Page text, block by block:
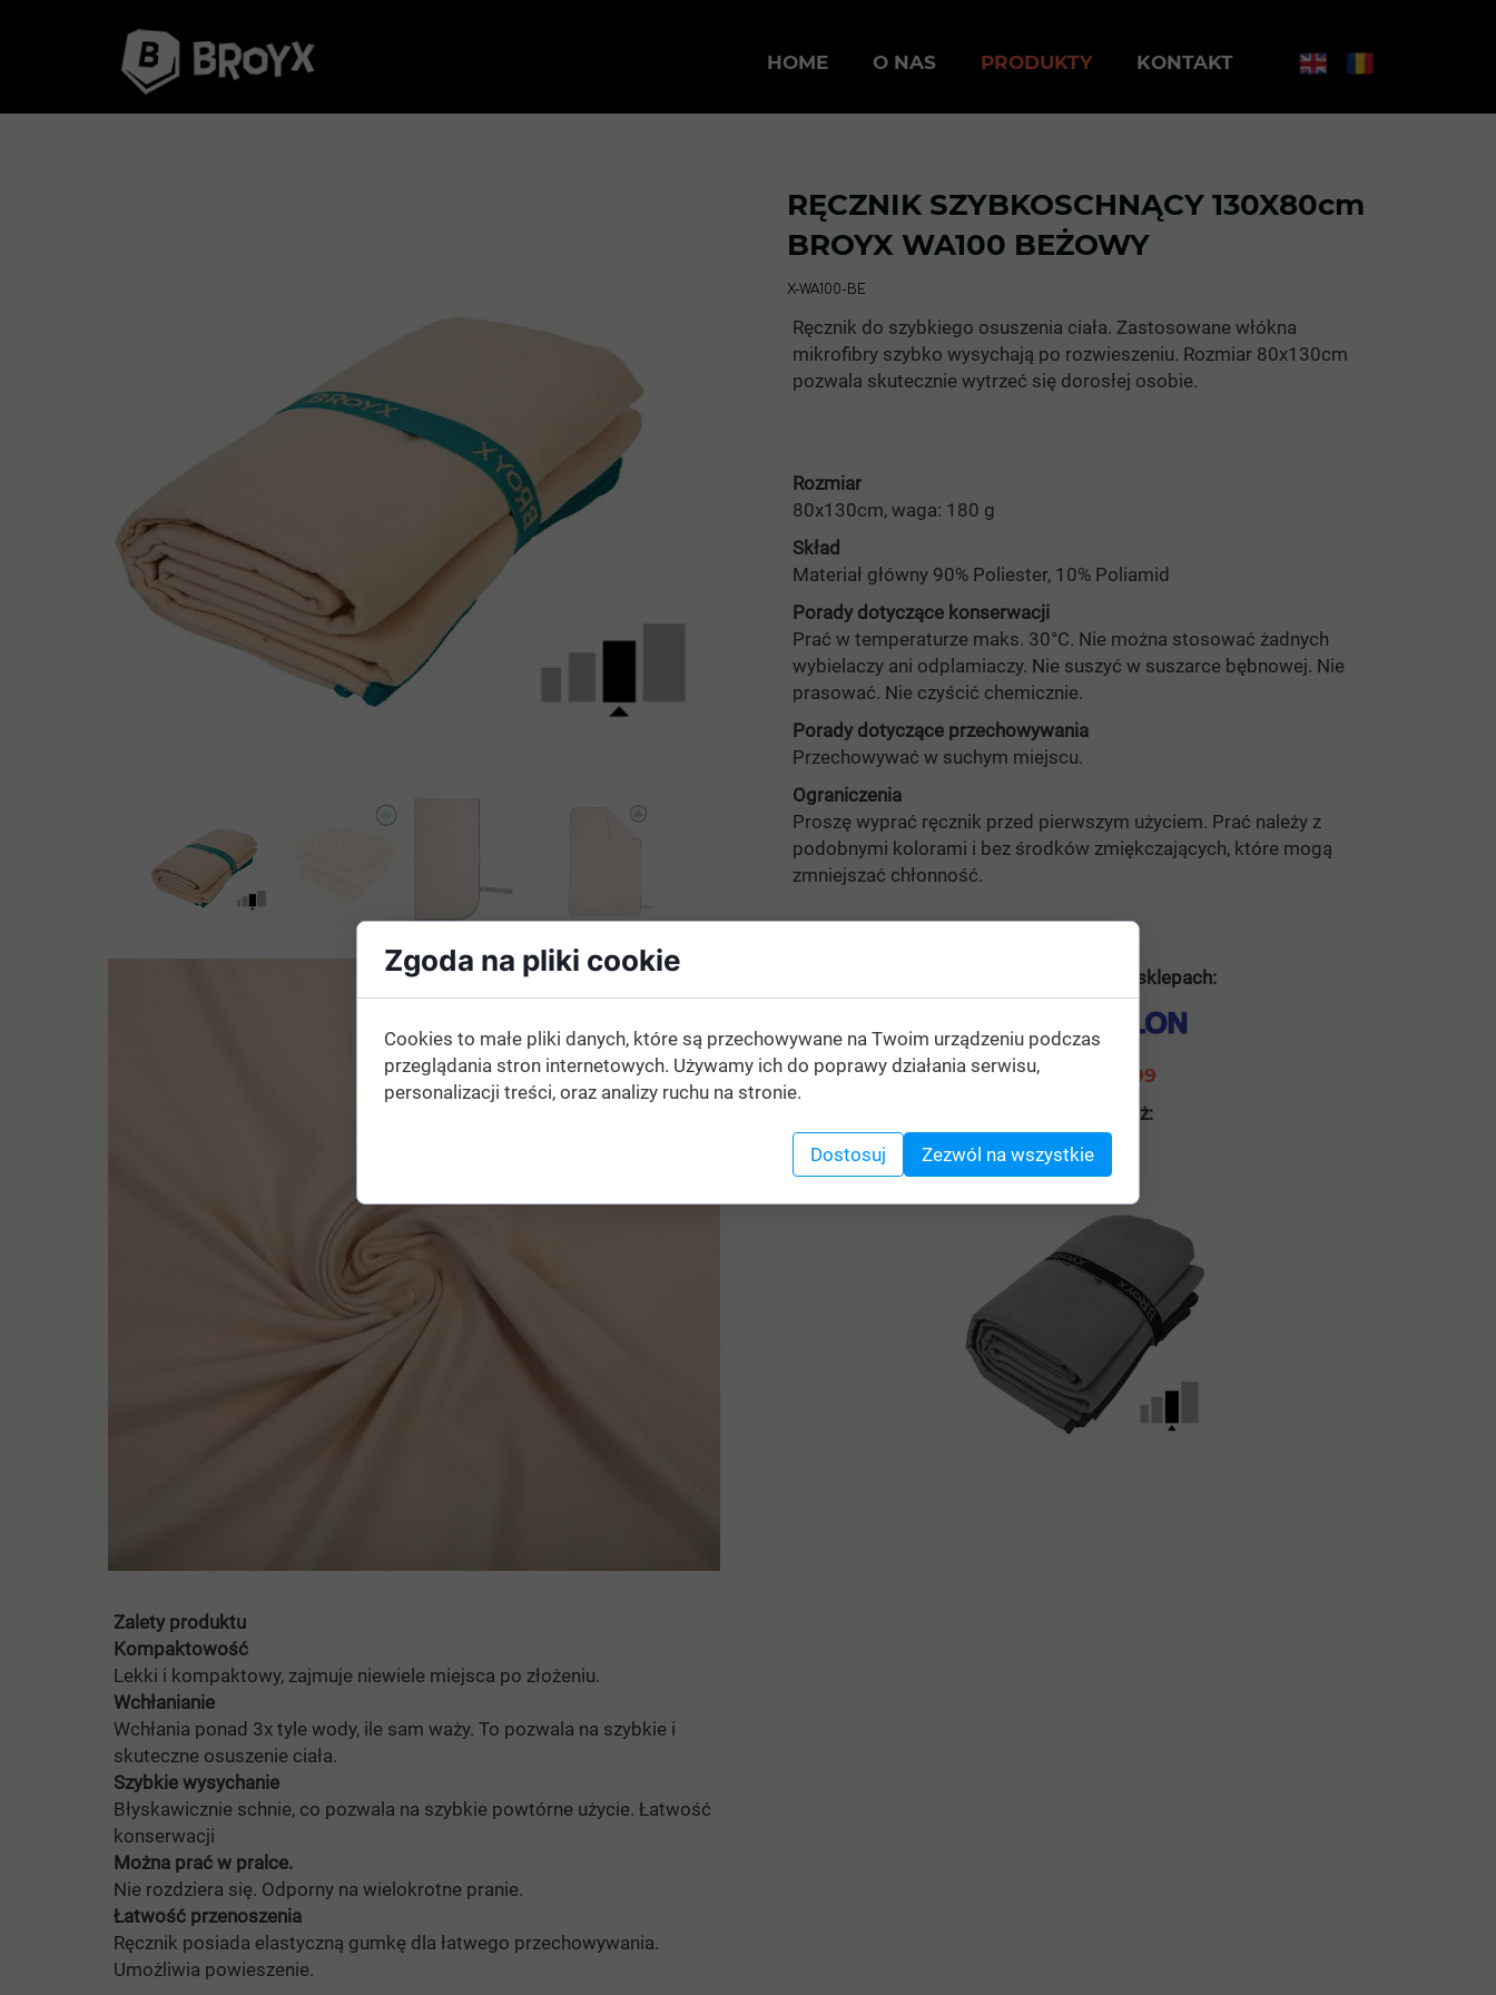
HOME O NAS PRODUKTY KONTAKT
Zalety produktu
Kompaktowość
Lekki i kompaktowy, zajmuje niewiele miejsca po złożeniu.
Wchłanianie
Wchłania ponad 3x tyle wody, ile sam waży. To pozwala na szybkie i
skuteczne osuszenie ciała.
Szybkie wysychanie
Błyskawicznie schnie, co pozwala na szybkie powtórne użycie. Łatwość
konserwacji
Można prać w pralce.
Nie rozdziera się. Odporny na wielokrotne pranie.
Łatwość przenoszenia
Ręcznik posiada elastyczną gumkę dla łatwego przechowywania.
Umożliwia powieszenie.
X-WA100-BE
RĘCZNIK SZYBKOSCHNĄCY 130X80cm
BROYX WA100 BEŻOWY
Ręcznik do szybkiego osuszenia ciała. Zastosowane włókna
mikrofibry szybko wysychają po rozwieszeniu. Rozmiar 80x130cm
pozwala skutecznie wytrzeć się dorosłej osobie.
Rozmiar
80x130cm, waga: 180 g
Skład
Materiał główny 90% Poliester, 10% Poliamid
Porady dotyczące konserwacji
Prać w temperaturze maks. 30°C. Nie można stosować żadnych
wybielaczy ani odplamiaczy. Nie suszyć w suszarce bębnowej. Nie
prasować. Nie czyścić chemicznie.
Porady dotyczące przechowywania
Przechowywać w suchym miejscu.
Ograniczenia
Proszę wyprać ręcznik przed pierwszym użyciem. Prać należy z
podobnymi kolorami i bez środków zmiękczających, które mogą
zmniejszać chłonność.
Ten produkt kupisz w sklepach:
Cena ok. 29,99
Zobacz również:
Zgoda na pliki cookie
Cookies to małe pliki danych, które są przechowywane na Twoim urządzeniu podczas
przeglądania stron internetowych. Używamy ich do poprawy działania serwisu,
personalizacji treści, oraz analizy ruchu na stronie.
Dostosuj Zezwól na wszystkie